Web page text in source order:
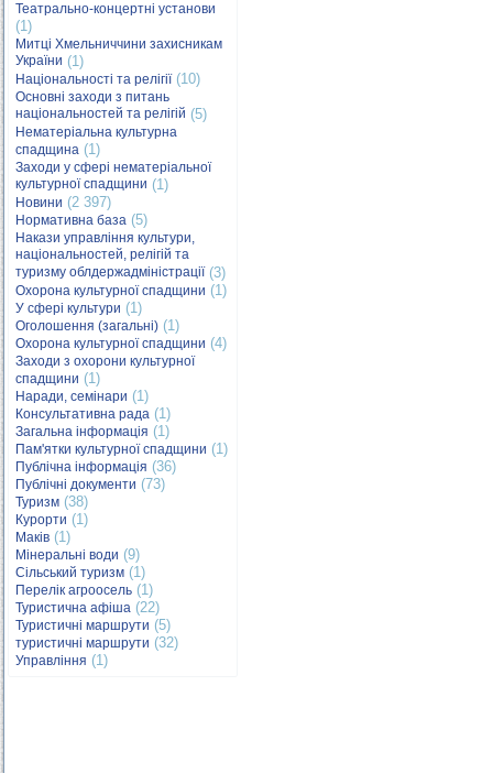
Театрально-концертні установи
(1)
Митці Хмельниччини захисникам
України (1)
Національності та релігії(10)
Основні заходи з питань
національностей та релігій (5)
Нематеріальна культурна
спадщина (1)
Заходи у сфері нематеріальної
культурної спадщини (1)
Новини (2 397)
Нормативна база (5)
Накази управління культури,
національностей, релігій та
туризму облдержадміністрації(3)
Охорона культурної спадщини (1)
У сфері культури (1)
Оголошення (загальні) (1)
Охорона культурної спадщини (4)
Заходи з охорони культурної
спадщини (1)
Наради, семінари (1)
Консультативна рада (1)
Загальна інформація (1)
Пам'ятки культурної спадщини (1)
Публічна інформація (36)
Публічні документи (73)
Туризм (38)
Курорти (1)
Маків (1)
Мінеральні води (9)
Сільський туризм (1)
Перелік агроосель (1)
Туристична афіша (22)
Туристичні маршрути (5)
туристичні маршрути (32)
Управління (1)